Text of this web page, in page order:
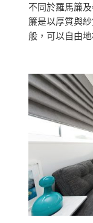
不同於羅馬簾
簾是以厚質與
般，可以自由